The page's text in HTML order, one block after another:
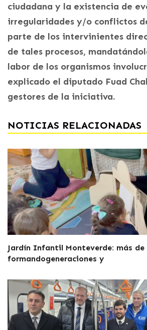
ciudadana y la existencia de
irregularidades y/o conflictos
parte de los intervinientes
de tales procesos,
labor de los organismos
explicado el diputado Fuad
gestores de la iniciativa.
NOTICIAS RELACIONADAS
Jardín Infantil Monteverde: más de
formandogeneraciones y